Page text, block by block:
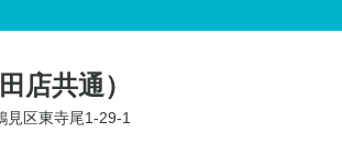
店共通）
見区東寺尾1-29-1